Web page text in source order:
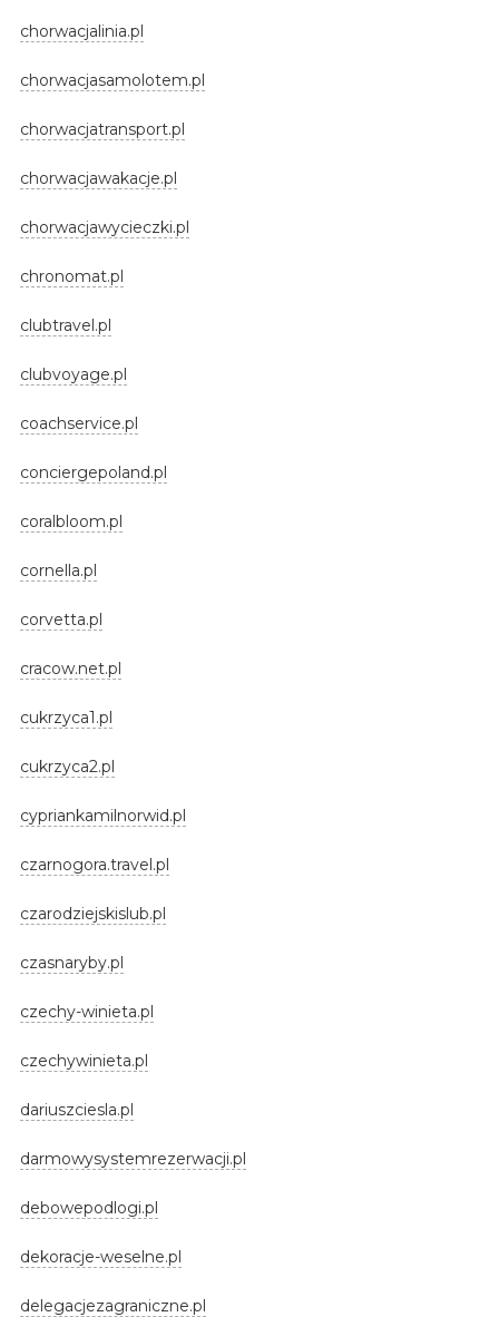
chorwacjalinia.pl
chorwacjasamolotem.pl
chorwacjatransport.pl
chorwacjawakacje.pl
chorwacjawycieczki.pl
chronomat.pl
clubtravel.pl
clubvoyage.pl
coachservice.pl
conciergepoland.pl
coralbloom.pl
cornella.pl
corvetta.pl
cracow.net.pl
cukrzyca1.pl
cukrzyca2.pl
cypriankamilnorwid.pl
czarnogora.travel.pl
czarodziejskislub.pl
czasnaryby.pl
czechy-winieta.pl
czechywinieta.pl
dariuszciesla.pl
darmowysystemrezerwacji.pl
debowepodlogi.pl
dekoracje-weselne.pl
delegacjezagraniczne.pl